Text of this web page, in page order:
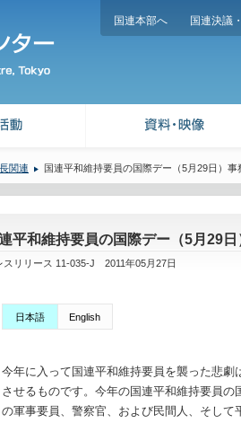
国連本部へ 国連決議
関連 国連平和維持要員の国際デー（5月29日）事
平和維持要員の国際デー（5月29
スリリース 11-035-J 2011年05月27日
日本語 English
今年に入って国連平和維持要員を襲った悲
させるものです。今年の国連平和維持要員
の軍事要員、警察官、および民間人、そし